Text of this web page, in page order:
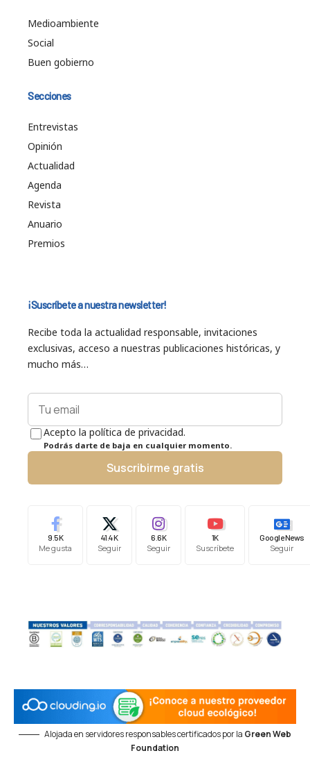
Medioambiente
Social
Buen gobierno
Secciones
Entrevistas
Opinión
Actualidad
Agenda
Revista
Anuario
Premios
¡Suscríbete a nuestra newsletter!
Recibe toda la actualidad responsable, invitaciones
exclusivas, acceso a nuestras publicaciones históricas, y
mucho más…
Acepto la política de privacidad.
Podrás darte de baja en cualquier momento.
Suscribirme gratis
9.5K
Me gusta
41.4K
Seguir
6.6K
Seguir
1K
Suscríbete
Google News
Seguir
Alojada en servidores responsables certificados por la Green Web
Foundation